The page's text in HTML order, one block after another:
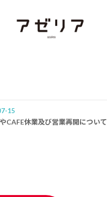
15
CAFE休業及び営業再開について